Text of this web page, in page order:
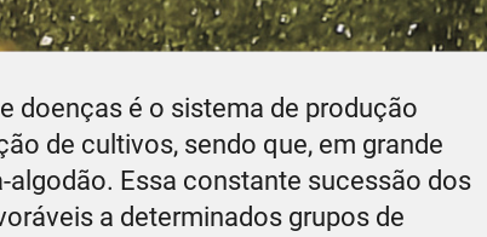
doenças é o sistema de produção
de cultivos, sendo que, em grande
Essa constante sucessão dos
a determinados grupos de